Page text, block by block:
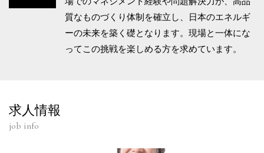
質なものづくり体制を確立し、日本のエネルギ
ーの未来を築く礎となります。現場と一体にな
ってこの挑戦を楽しめる方を求めています。
求人情報
job info